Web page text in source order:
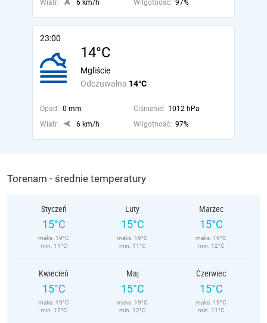
Wiatr: 6 km/h Wilgotność: 97%
23:00
14°C
Odczuwalna 14°C
Mgliście
Opad: 0 mm Ciśnienie: 1012 hPa
Wiatr:
6 km/h Wilgotność: 97%
Torenam - średnie temperatury
Styczeń
15°C
maks. 19°C
min. 11°C
Luty
15°C
maks. 19°C
min. 11°C
Marzec
15°C
maks. 19°C
min. 12°C
Kwiecień
15°C
maks. 19°C
min. 12°C
Maj
15°C
maks. 19°C
min. 12°C
Czerwiec
15°C
maks. 19°C
min. 11°C